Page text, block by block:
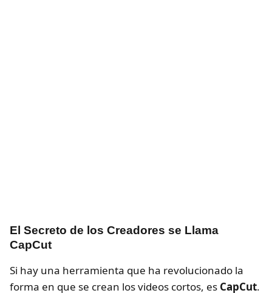
El Secreto de los Creadores se Llama
CapCut
Si hay una herramienta que ha revolucionado la
forma en que se crean los videos cortos, es CapCut.